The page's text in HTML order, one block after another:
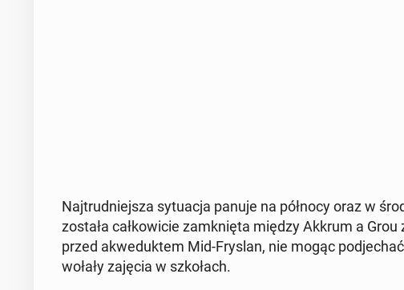
Naj­trud­niej­sza sy­tu­acja panuje na północy oraz w
została cał­ko­wi­cie za­mknię­ta między Akkrum a
przed akwe­duk­tem Mid-Fryslan, nie mogąc
wo­ła­ły zajęcia w szko­łach.